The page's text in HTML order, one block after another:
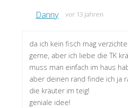
Danny vor 13 Jahren
da ich kein fisch mag
gerne, aber ich liebe die TK
muss man einfach im haus
aber deinen rand finde ich ja
die kräuter im teig!
geniale idee!